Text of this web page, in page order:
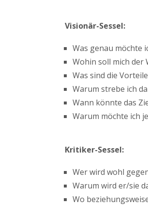
Visionär-Sessel:
Was genau möchte
Wohin soll mich der
Was sind die
Warum strebe ich
Wann könnte das
Warum möchte ich
Kritiker-Sessel:
Wer wird wohl
Warum wird er/sie
Wo